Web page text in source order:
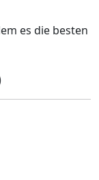
es die besten